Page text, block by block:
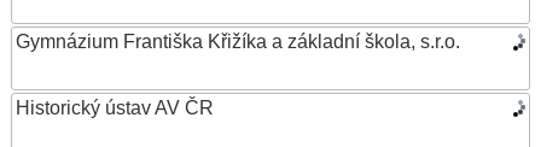
Gymnázium Františka Křižíka a základní škola, s.r.o.
Historický ústav AV ČR